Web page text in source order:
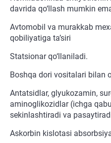
davrida qo‘llash mumkin
Avtomobil va murakkab
qobiliyatiga ta’siri
Statsionar qo‘llaniladi.
Boshqa dori vositalari bilan
Antatsidlar, glyukozamin,
aminoglikozidlar (ichga
sekinlashtiradi va
Askorbin kislotasi